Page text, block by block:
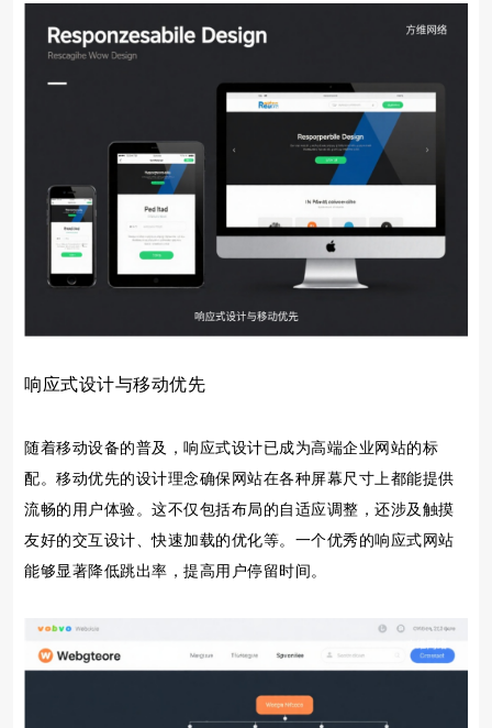
响应式设计与移动优先
随着移动设备的普及，响应式设计已成为高端企业网站的标
配。移动优先的设计理念确保网站在各种屏幕尺寸上都能提供
流畅的用户体验。这不仅包括布局的自适应调整，还涉及触摸
友好的交互设计、快速加载的优化等。一个优秀的响应式网站
能够显著降低跳出率，提高用户停留时间。